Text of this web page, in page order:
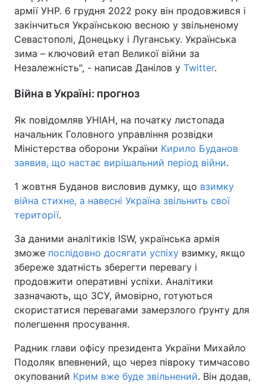
армії УНР. 6 грудня 2022 року він продовжився і
закінчиться Українською весною у звільненому
Севастополі, Донецьку і Луганську. Українська
зима – ключовий етап Великої війни за
Незалежність", - написав Данілов у Twitter.
Війна в Україні: прогноз
Як повідомляв УНІАН, на початку листопада
начальник Головного управління розвідки
Міністерства оборони України Кирило Буданов
заявив, що настає вирішальний період війни.
1 жовтня Буданов висловив думку, що взимку
війна стихне, а навесні Україна звільнить свої
території.
За даними аналітиків ISW, українська армія
зможе послідовно досягати успіху взимку, якщо
збереже здатність зберегти перевагу і
продовжити оперативні успіхи. Аналітики
зазначають, що ЗСУ, ймовірно, готуються
скористатися перевагами замерзлого ґрунту для
полегшення просування.
Радник глави офісу президента України Михайло
Подоляк впевнений, що через півроку тимчасово
окупований Крим вже буде звільнений. Він додав,